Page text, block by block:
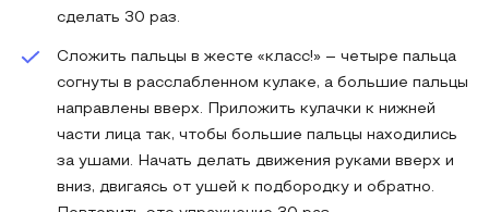
сделать 30 раз.
Сложить пальцы в жесте «класс!» – четыре пальца
согнуты в расслабленном кулаке, а большие пальцы
направлены вверх. Приложить кулачки к нижней
части лица так, чтобы большие пальцы находились
за ушами. Начать делать движения руками вверх и
вниз, двигаясь от ушей к подбородку и обратно.